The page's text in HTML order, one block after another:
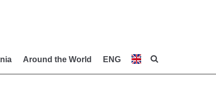
Around the World ENG